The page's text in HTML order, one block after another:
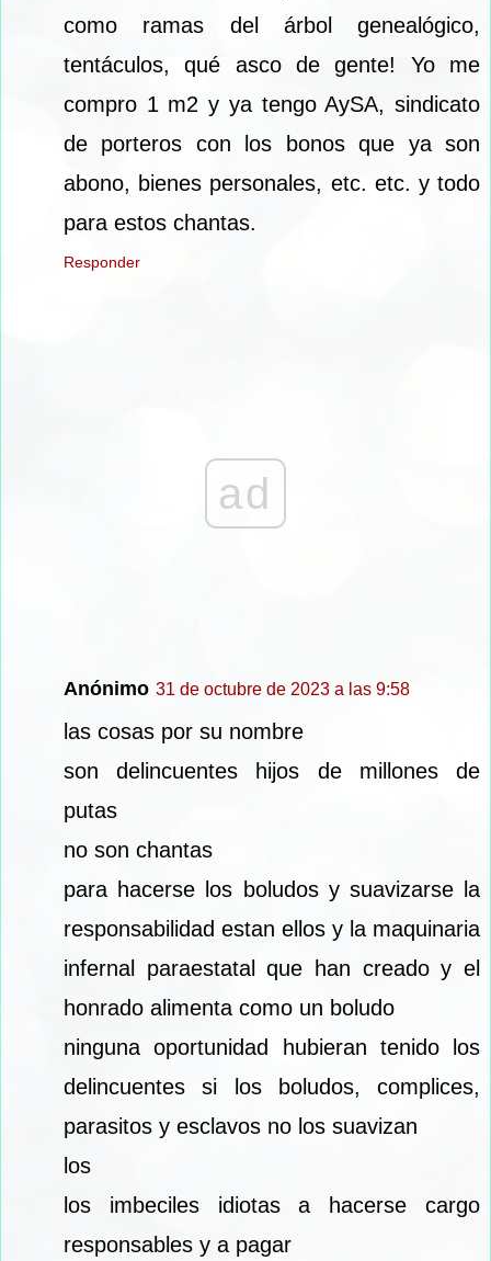
como ramas del árbol genealógico,
tentáculos, qué asco de gente! Yo me
compro 1 m2 y ya tengo AySA, sindicato
de porteros con los bonos que ya son
abono, bienes personales, etc. etc. y todo
para estos chantas.
Responder
ad
Anónimo 31 de octubre de 2023 a las 9:58
las cosas por su nombre
son delincuentes hijos de millones de
putas
no son chantas
para hacerse los boludos y suavizarse la
responsabilidad estan ellos y la maquinaria
infernal paraestatal que han creado y el
honrado alimenta como un boludo
ninguna oportunidad hubieran tenido los
delincuentes si los boludos, complices,
parasitos y esclavos no los suavizan
los
los imbeciles idiotas a hacerse cargo
responsables y a pagar